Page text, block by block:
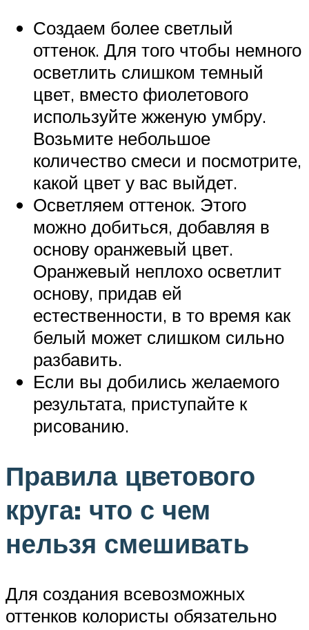
Создаем более светлый
оттенок. Для того чтобы немного
осветлить слишком темный
цвет, вместо фиолетового
используйте жженую умбру.
Возьмите небольшое
количество смеси и посмотрите,
какой цвет у вас выйдет.
Осветляем оттенок. Этого
можно добиться, добавляя в
основу оранжевый цвет.
Оранжевый неплохо осветлит
основу, придав ей
естественности, в то время как
белый может слишком сильно
разбавить.
Если вы добились желаемого
результата, приступайте к
рисованию.
Правила цветового
круга: что с чем
нельзя смешивать
Для создания всевозможных
оттенков колористы обязательно